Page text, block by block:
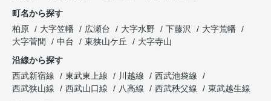
町名から探す
柏原
大字笠幡 広瀬台 大字水野 下藤沢
大字荒幡
大字菅間
中台 東狭山ケ丘
大字寺山
沿線から探す
西武新宿線
東武東上線 川越線
西武池袋線
西武狭山線
西武山口線 八高線 西武秩父線
東武越生線